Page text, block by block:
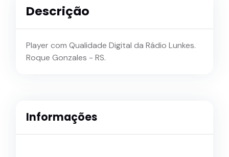
Descrição
Player com Qualidade Digital da Rádio Lunkes.
Roque Gonzales - RS.
Informações